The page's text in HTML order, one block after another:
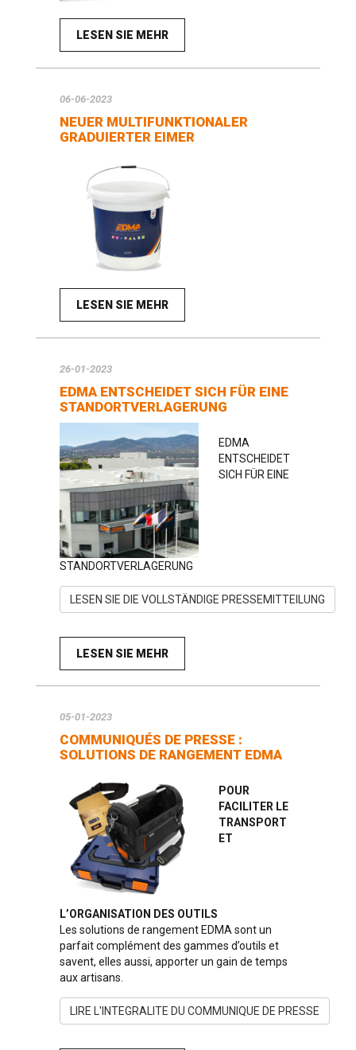
LESEN SIE MEHR
06-06-2023
NEUER MULTIFUNKTIONALER
GRADUIERTER EIMER
LESEN SIE MEHR
26-01-2023
EDMA ENTSCHEIDET SICH FÜR EINE
STANDORTVERLAGERUNG
EDMA
ENTSCHEIDET
SICH FÜR EINE
STANDORTVERLAGERUNG
LESEN SIE DIE VOLLSTÄNDIGE PRESSEMITTEILUNG
LESEN SIE MEHR
05-01-2023
COMMUNIQUÉS DE PRESSE :
SOLUTIONS DE RANGEMENT EDMA
POUR
FACILITER LE
TRANSPORT
ET
L’ORGANISATION DES OUTILS
Les solutions de rangement EDMA sont un
parfait complément des gammes d’outils et
savent, elles aussi, apporter un gain de temps
aux artisans.
LIRE L'INTEGRALITE DU COMMUNIQUE DE PRESSE